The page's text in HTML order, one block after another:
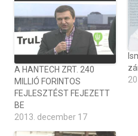
A HANTECH ZRT. 240
MILLIÓ FORINTOS
FEJLESZTÉST FEJEZETT
BE
2013. december 17